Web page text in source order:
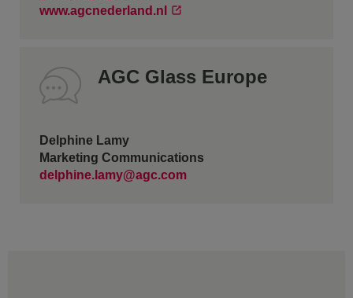
www.agcnederland.nl
AGC Glass Europe
Delphine Lamy
Marketing Communications
delphine.lamy@agc.com